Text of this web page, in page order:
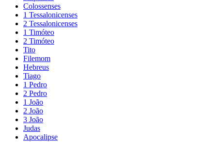
Colossenses
1 Tessalonicenses
2 Tessalonicenses
1 Timóteo
2 Timóteo
Tito
Filemom
Hebreus
Tiago
1 Pedro
2 Pedro
1 João
2 João
3 João
Judas
Apocalipse